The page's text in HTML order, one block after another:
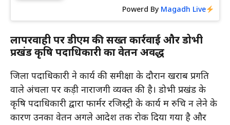
Powerd By Magadh Live
लापरवाही पर डीएम की सख्त कार्रवाई और डोभी
प्रखंड कृषि पदाधिकारी का वेतन अवरुद्ध
जिला पदाधिकारी ने कार्य की समीक्षा के दौरान खराब प्रगति
वाले अंचलों पर कड़ी नाराजगी व्यक्त की है। डोभी प्रखंड के
कृषि पदाधिकारी द्वारा फार्मर रजिस्ट्री के कार्य में रुचि न लेने के
कारण उनका वेतन अगले आदेश तक रोक दिया गया है और